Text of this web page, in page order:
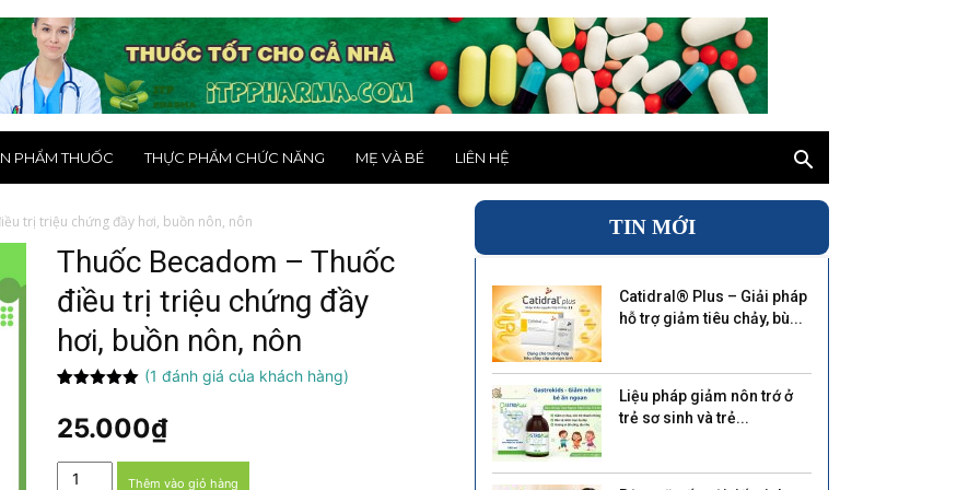
PHẨM THUỐC THỰC PHẨM CHỨC NĂNG MẸ VÀ BÉ LIÊN HỆ
trị triệu chứng đầy hơi, buồn nôn, nôn
Thuốc Becadom – Thuốc
điều trị triệu chứng đầy
hơi, buồn nôn, nôn
dựa trên
đánh giá
(1 đánh giá của khách hàng)
25.000₫
Thuốc
Thêm vào giỏ hàng
TIN MỚI
Catidral® Plus – Giải pháp
hỗ trợ giảm tiêu chảy, bù...
Liệu pháp giảm nôn trớ ở
trẻ sơ sinh và trẻ...